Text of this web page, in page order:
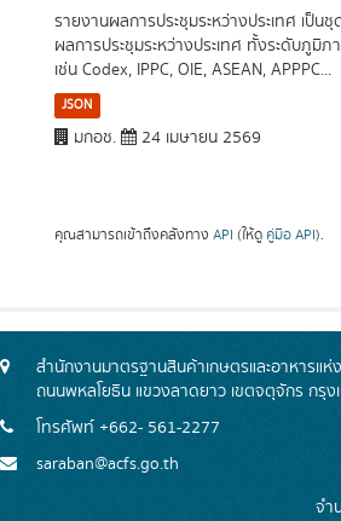
รายงานผลการประชุมระหว่างประเทศ เป็น
ผลการประชุมระหว่างประเทศ ทั้งระดับภูมิภ
เช่น Codex, IPPC, OIE, ASEAN, APPPC...
JSON
มกอช. 24 เมษายน 2569
คุณสามารถเข้าถึงคลังทาง API (ให้ดู คู่มือ API).
สำนักงานมาตรฐานสินค้าเกษตรและอาหารแ
ถนนพหลโยธิน แขวงลาดยาว เขตจตุจักร กรุ
โทรศัพท์ +662- 561-2277
saraban@acfs.go.th
จำ